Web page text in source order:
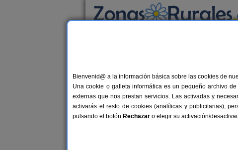
>
Casas Rurales cerca de
Bienvenid@ a la información básica sobre las cookies de
Una cookie o galleta informática es un pequeño archivo
externas que nos prestan servicios. Las activadas y
activarás el resto de cookies (analíticas y publicitarias),
pulsando el botón Rechazar o elegir su activación/